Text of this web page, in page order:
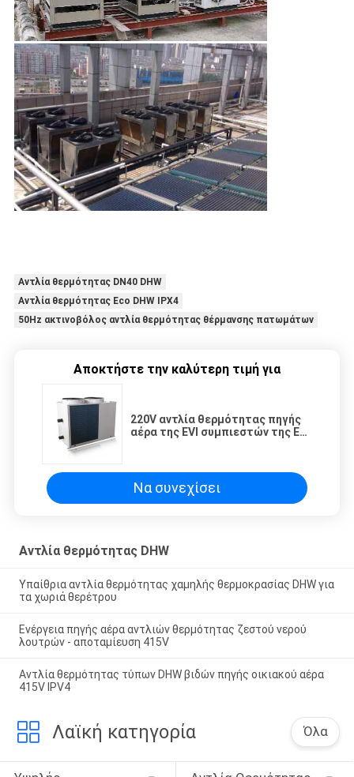
Αντλία θερμότητας DN40 DHW
Αντλία θερμότητας Eco DHW IPX4
50Hz ακτινοβόλος αντλία θερμότητας θέρμανσης πατωμάτων
Αποκτήστε την καλύτερη τιμή για
220V αντλία θερμότητας πηγής
αέρα της EVI συμπιεστών της EVI
Να συνεχίσει
Αντλία θερμότητας DHW
Υπαίθρια αντλία θερμότητας χαμηλής θερμοκρασίας DHW για
τα χωριά θερέτρου
Ενέργεια πηγής αέρα αντλιών θερμότητας ζεστού νερού
λουτρών - αποταμίευση 415V
Αντλία θερμότητας τύπων DHW βιδών πηγής οικιακού αέρα
415V IPV4
Λαϊκή κατηγορία Όλα